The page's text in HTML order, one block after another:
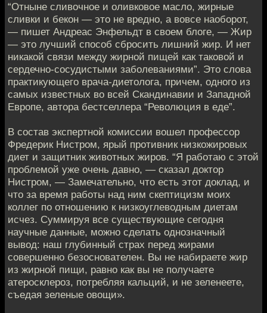
“Отныне сливочное и оливковое масло, жирные
сливки и бекон — это не вредно, а вовсе наоборот,
— пишет Андреас Энфельдт в своем блоге, — Жир
— это лучший способ сбросить лишний жир. И нет
никакой связи между жирной пищей как таковой и
сердечно-сосудистыми заболеваниями”. Это слова
практикующего врача-диетолога, причем, одного из
самых известных во всей Скандинавии и Западной
Европе, автора бестселлера “Революция в еде”.
В состав экспертной комиссии вошел профессор
Фредерик Нистром, ярый противник низкожировых
диет и защитник животных жиров. “Я работаю с этой
проблемой уже очень давно, — сказал доктор
Нистром, — Замечательно, что есть этот доклад, и
что за время работы над ним скептицизм моих
коллег по отношению к низкоуглеводным диетам
исчез. Суммируя все существующие сегодня
научные данные, можно сделать однозначный
вывод: наш глубинный страх перед жирами
совершенно безоснователен. Вы не набираете жир
из жирной пищи, равно как вы не получаете
атеросклероз, потребляя кальций, и не зеленеете,
съедая зеленые овощи».